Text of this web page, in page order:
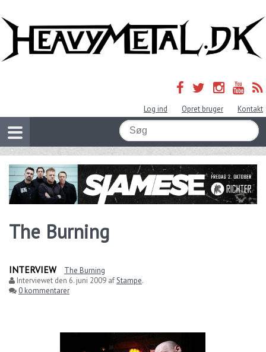
Log ind Opret bruger Kontakt
The Burning
INTERVIEW
The Burning
Interviewet den 6. juni 2009 afStampe.
0 kommentarer